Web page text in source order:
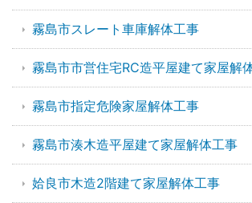
霧島市スレート車庫解体工事
霧島市市営住宅RC造平屋建て家屋解
霧島市指定危険家屋解体工事
霧島市湊木造平屋建て家屋解体工事
姶良市木造2階建て家屋解体工事